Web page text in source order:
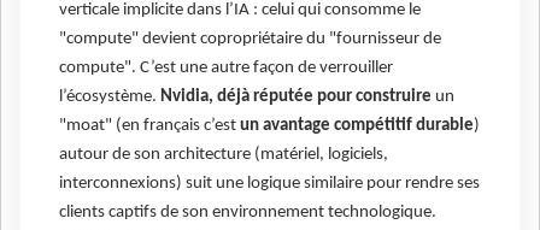
verticale implicite dans l’IA : celui qui consomme le
"compute" devient copropriétaire du "fournisseur de
compute". C’est une autre façon de verrouiller
l’écosystème. Nvidia, déjà réputée pour construire un
"moat" (en français c’est un avantage compétitif durable)
autour de son architecture (matériel, logiciels,
interconnexions) suit une logique similaire pour rendre ses
clients captifs de son environnement technologique.